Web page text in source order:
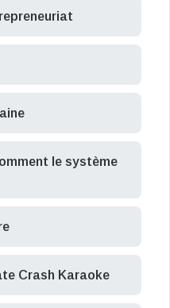
le système
Crash Karaoke